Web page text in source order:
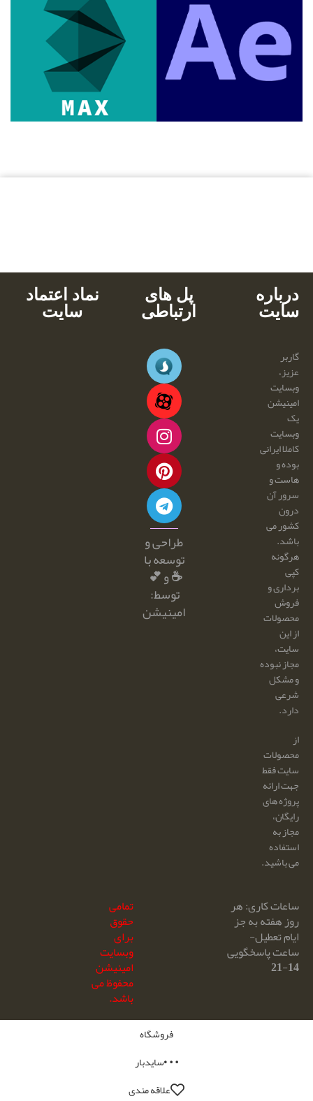
درباره
سایت
پل های
ارتباطی
نماد اعتماد
سایت
گاربر
عزیز،
وبسایت
امینیشن
یک
وبسایت
کاملا ایرانی
بوده و
هاست و
سرور آن
درون
کشور می
باشد.
هرگونه
کپی
برداری و
فروش
محصولات
از این
سایت،
مجاز نبوده
و مشکل
شرعی
دارد.
از
محصولات
سایت فقط
جهت ارائه
پروژه های
رایگان،
مجاز به
استفاده
می باشید.
طراحی و
توسعه با
☕ و 💕
توسط:
امینیشن
ساعات کاری: هر
روز هفته به جز
ایام تعطیل-
ساعت پاسخگویی
14-21
تمامی
حقوق
برای
وبسایت
امینیشن
محفوظ می
باشد.
فروشگاه
سایدبار
علاقه مندی